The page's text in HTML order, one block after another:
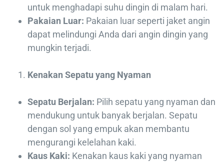
untuk menghadapi suhu dingin di malam hari.
Pakaian Luar: Pakaian luar seperti jaket angin
dapat melindungi Anda dari angin dingin yang
mungkin terjadi.
Kenakan Sepatu yang Nyaman
Sepatu Berjalan: Pilih sepatu yang nyaman dan
mendukung untuk banyak berjalan. Sepatu
dengan sol yang empuk akan membantu
mengurangi kelelahan kaki.
Kaus Kaki: Kenakan kaus kaki yang nyaman